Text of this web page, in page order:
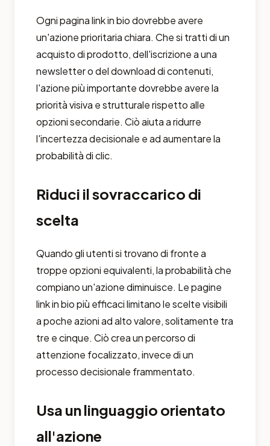
Ogni pagina link in bio dovrebbe avere
un'azione prioritaria chiara. Che si tratti di un
acquisto di prodotto, dell'iscrizione a una
newsletter o del download di contenuti,
l'azione più importante dovrebbe avere la
priorità visiva e strutturale rispetto alle
opzioni secondarie. Ciò aiuta a ridurre
l'incertezza decisionale e ad aumentare la
probabilità di clic.
Riduci il sovraccarico di
scelta
Quando gli utenti si trovano di fronte a
troppe opzioni equivalenti, la probabilità che
compiano un'azione diminuisce. Le pagine
link in bio più efficaci limitano le scelte visibili
a poche azioni ad alto valore, solitamente tra
tre e cinque. Ciò crea un percorso di
attenzione focalizzato, invece di un
processo decisionale frammentato.
Usa un linguaggio orientato
all'azione